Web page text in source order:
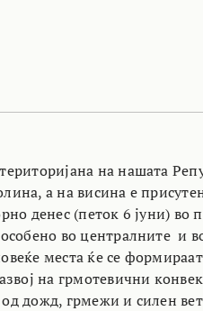
на нашата
а на висина е
денес (петок 6 јуни)
во централните и
места ќе се
на грмотевични
дожд, грмежи и силен